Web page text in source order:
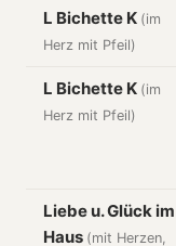
L Bichette K (im
Herz mit Pfeil)
L Bichette K (im
Herz mit Pfeil)
Liebe u. Glück im
Haus (mit Herzen,